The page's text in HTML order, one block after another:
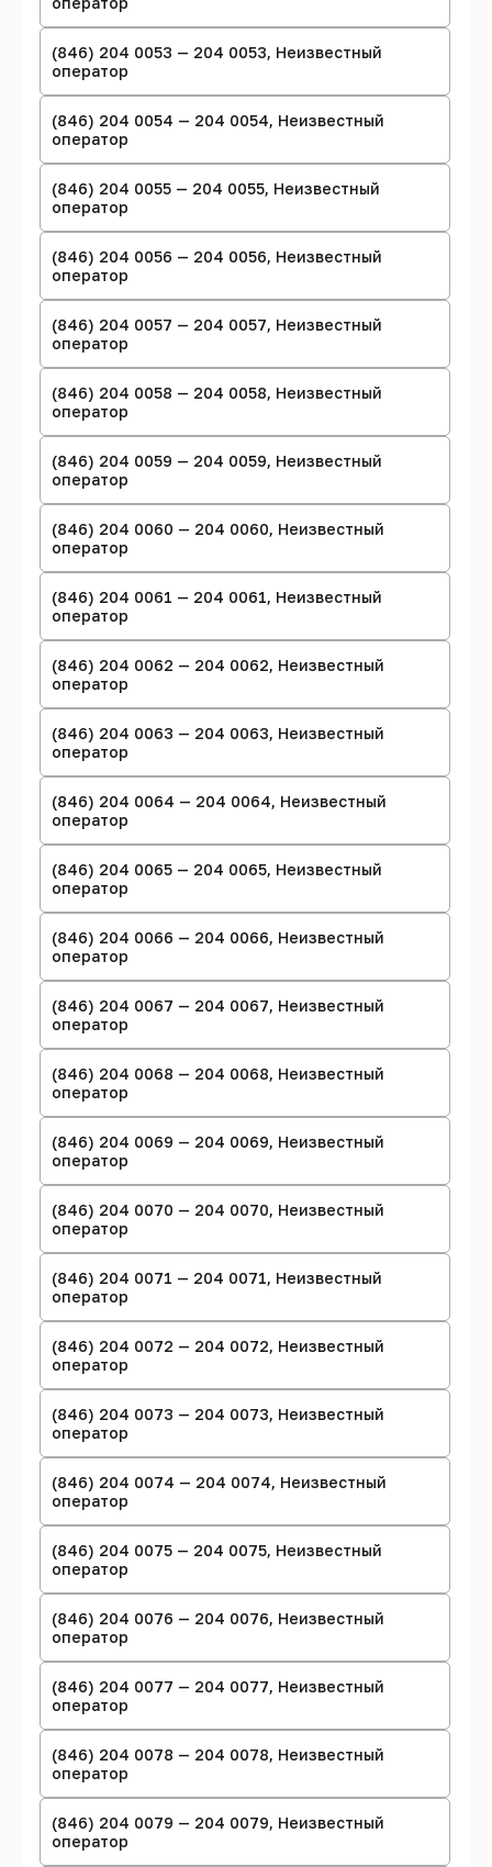
(846) 204 0053 — 204 0053, Неизвестный
оператор
(846) 204 0054 — 204 0054, Неизвестный
оператор
(846) 204 0055 — 204 0055, Неизвестный
оператор
(846) 204 0056 — 204 0056, Неизвестный
оператор
(846) 204 0057 — 204 0057, Неизвестный
оператор
(846) 204 0058 — 204 0058, Неизвестный
оператор
(846) 204 0059 — 204 0059, Неизвестный
оператор
(846) 204 0060 — 204 0060, Неизвестный
оператор
(846) 204 0061 — 204 0061, Неизвестный
оператор
(846) 204 0062 — 204 0062, Неизвестный
оператор
(846) 204 0063 — 204 0063, Неизвестный
оператор
(846) 204 0064 — 204 0064, Неизвестный
оператор
(846) 204 0065 — 204 0065, Неизвестный
оператор
(846) 204 0066 — 204 0066, Неизвестный
оператор
(846) 204 0067 — 204 0067, Неизвестный
оператор
(846) 204 0068 — 204 0068, Неизвестный
оператор
(846) 204 0069 — 204 0069, Неизвестный
оператор
(846) 204 0070 — 204 0070, Неизвестный
оператор
(846) 204 0071 — 204 0071, Неизвестный
оператор
(846) 204 0072 — 204 0072, Неизвестный
оператор
(846) 204 0073 — 204 0073, Неизвестный
оператор
(846) 204 0074 — 204 0074, Неизвестный
оператор
(846) 204 0075 — 204 0075, Неизвестный
оператор
(846) 204 0076 — 204 0076, Неизвестный
оператор
(846) 204 0077 — 204 0077, Неизвестный
оператор
(846) 204 0078 — 204 0078, Неизвестный
оператор
(846) 204 0079 — 204 0079, Неизвестный
оператор